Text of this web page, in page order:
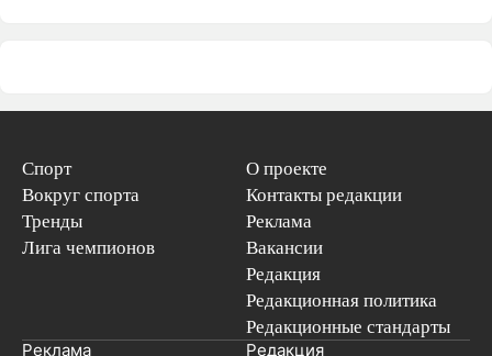
Спорт
Вокруг спорта
Тренды
Лига чемпионов
О проекте
Контакты редакции
Реклама
Вакансии
Редакция
Редакционная политика
Редакционные стандарты
Реклама Редакция